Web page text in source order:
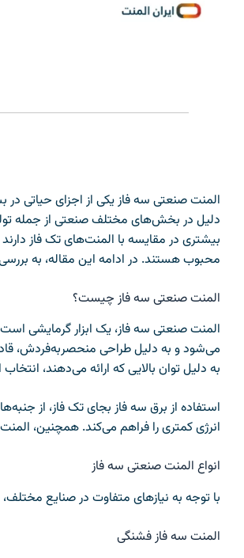
المنت صنعتی سه فاز یکی از اجزای حیاتی در
دلیل در بخش‌های مختلف صنعتی از جمله
بیشتری در مقایسه با المنت‌های تک فاز
محبوب هستند. در ادامه این مقاله، به
المنت صنعتی سه فاز چیست؟
المنت صنعتی سه فاز، یک ابزار گرمایشی است
می‌شود و به دلیل طراحی منحصربه‌فردش،
به دلیل توان بالایی که ارائه می‌دهند،
استفاده از برق سه فاز بجای تک فاز، از
انرژی کمتری را فراهم می‌کند. همچنین،
انواع المنت صنعتی سه فاز
با توجه به نیازهای متفاوت در صنایع
المنت سه فاز فشنگی